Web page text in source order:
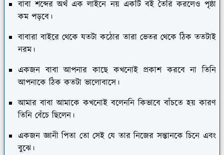
বাবা শব্দের অর্থ এক লাইনে নয় একটি বই তৈরি করলেও পৃষ্ঠা
কম পড়বে।
বাবারা বাইরে থেকে যতটা কঠোর তারা ভেতর থেকে ঠিক ততটাই
নরম।
একজন বাবা আপনার কাছে কখনোই প্রকাশ করবে না তিনি
আপনাকে ঠিক কতটা ভালোবাসে।
আমার বাবা আমাকে কখনোই বলেননি কিভাবে বাঁচতে হয় কারণ
তিনি বেঁচে ছিলেন।
একজন জ্ঞানী পিতা তো সেই যে তার নিজের সন্তানকে চিনে এবং
বুঝে।